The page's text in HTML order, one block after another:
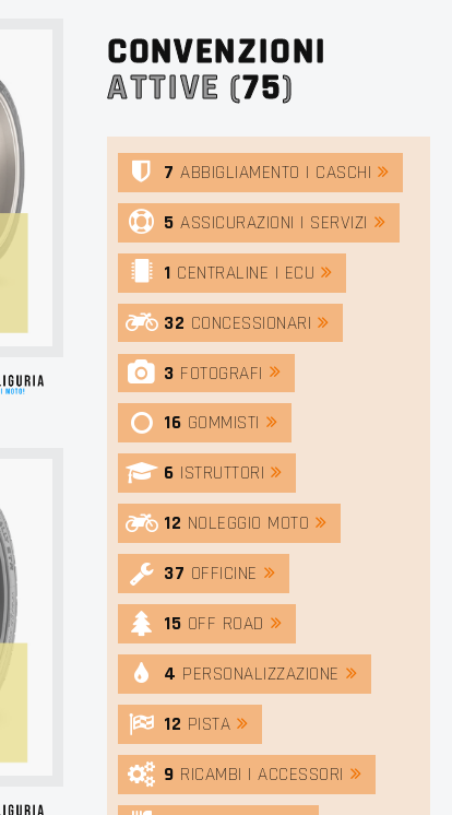
CONVENZIONI
ATTIVE (75)
7 ABBIGLIAMENTO | CASCHI
5 ASSICURAZIONI | SERVIZI
1 CENTRALINE | ECU
32 CONCESSIONARI
3 FOTOGRAFI
16 GOMMISTI
6 ISTRUTTORI
12 NOLEGGIO MOTO
37 OFFICINE
15 OFF ROAD
4 PERSONALIZZAZIONE
12 PISTA
9 RICAMBI | ACCESSORI